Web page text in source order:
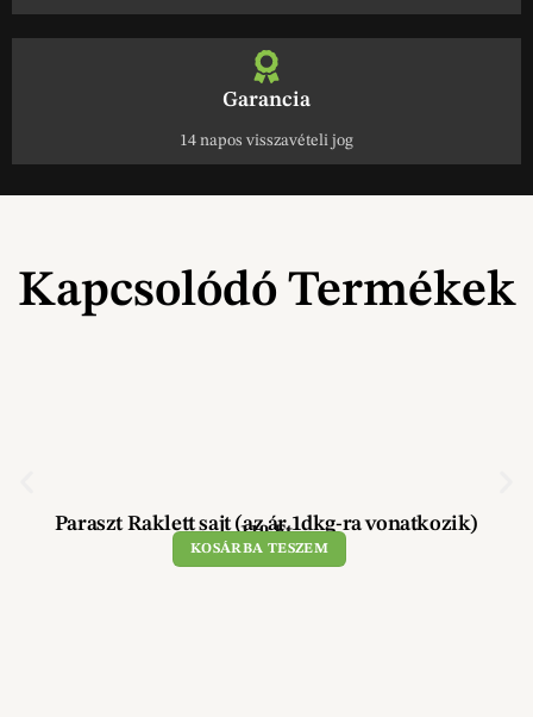
Garancia
14 napos visszavételi jog
Kapcsolódó Termékek
Paraszt Raklett sajt (az ár 1dkg-ra vonatkozik)
119Ft
KOSÁRBA TESZEM